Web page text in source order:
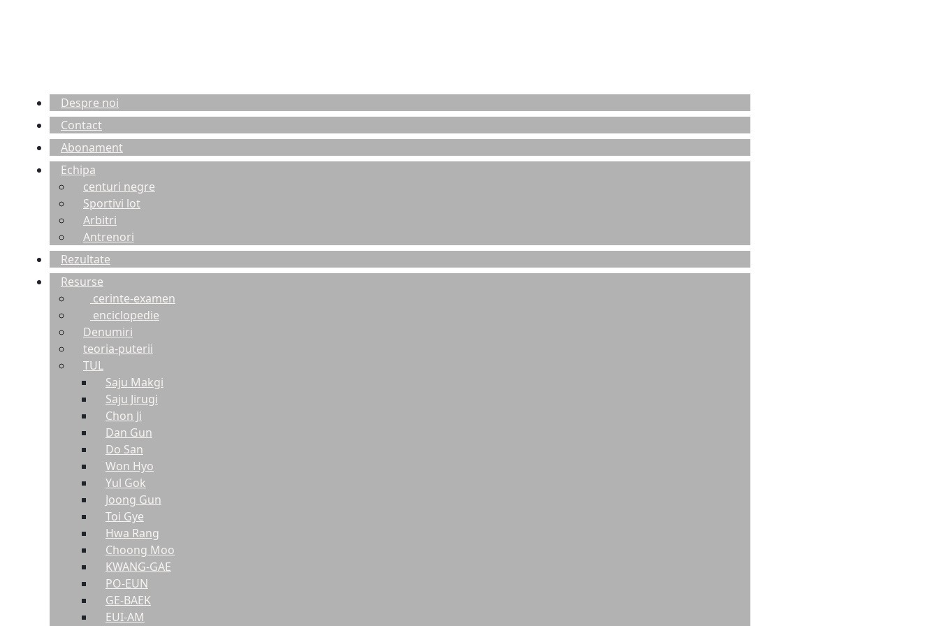
Despre noi
Contact
Abonament
Echipa
centuri negre
Sportivi lot
Arbitri
Antrenori
Rezultate
Resurse
cerinte-examen
enciclopedie
Denumiri
teoria-puterii
TUL
Saju Makgi
Saju Jirugi
Chon Ji
Dan Gun
Do San
Won Hyo
Yul Gok
Joong Gun
Toi Gye
Hwa Rang
Choong Moo
KWANG-GAE
PO-EUN
GE-BAEK
EUI-AM